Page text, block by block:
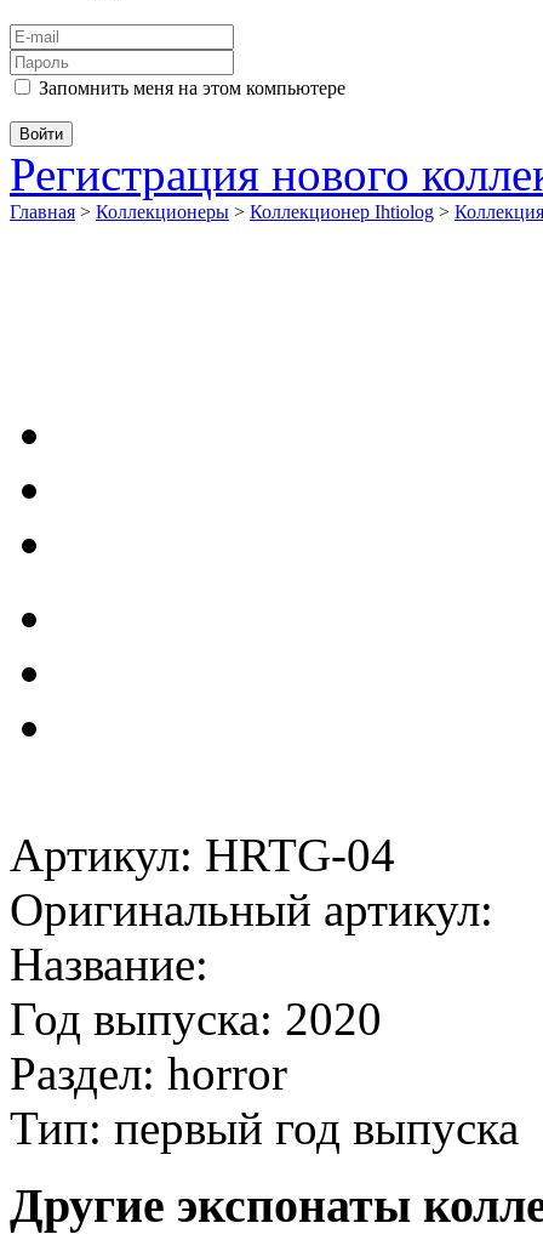
Запомнить меня на этом компьютере
Регистрация нового
Главная > Коллекционеры > Коллекционер Ihtiolog >
Артикул: HRTG-04
Оригинальный артикул:
Название:
Год выпуска: 2020
Раздел: horror
Тип: первый год выпуска
Другие экспонаты